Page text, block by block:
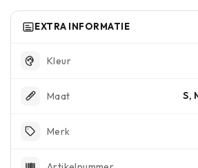
EXTRA INFORMATIE
Kleur
Maat S,
Merk